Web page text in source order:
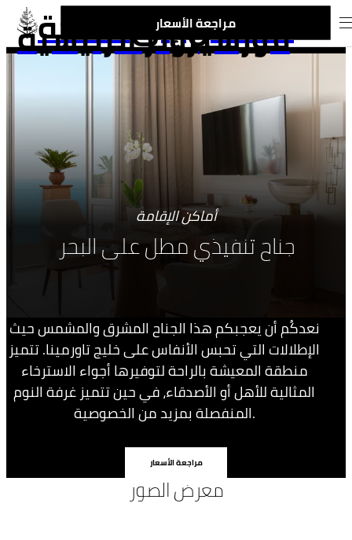
الانتقال إلى صفحة
فورسيزونز الرئيسية
مراجعة الأسعار
أماكن الإقامة
جناح تنفيذي مطل على البحر
نعدكُم أن يعجبكم هذا الجناح المشرق والمشمس حيث
الإطلالات التي تحبس الأنفاس على خليج تاورمينا. تتميز
منطقة المعيشة بالراحة لتوفيرها أجواء الاسترخاء
المثالية للأهل أو الأصدقاء، في حين تتميز غرفة النوم
المنفصلة بمزيد من الخصوصية.
مراجعة الأسعار
معرض الصور